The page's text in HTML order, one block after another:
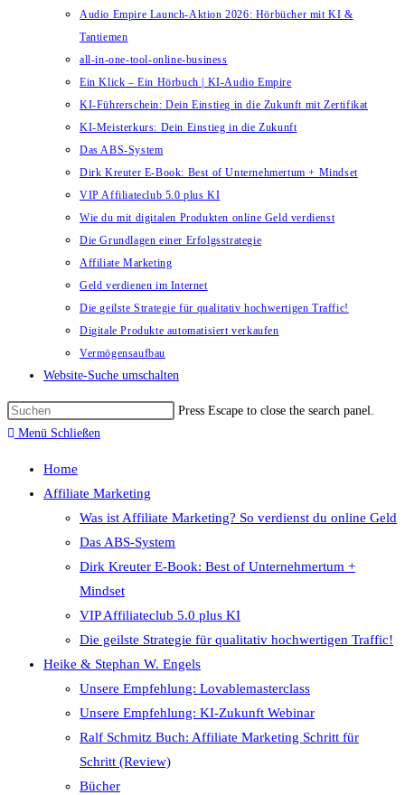
Audio Empire Launch-Aktion 2026: Hörbücher mit KI &
Tantiemen
all-in-one-tool-online-business
Ein Klick – Ein Hörbuch | KI‑Audio Empire
KI-Führerschein: Dein Einstieg in die Zukunft mit Zertifikat
KI-Meisterkurs: Dein Einstieg in die Zukunft
Das ABS-System
Dirk Kreuter E-Book: Best of Unternehmertum + Mindset
VIP Affiliateclub 5.0 plus KI
Wie du mit digitalen Produkten online Geld verdienst
Die Grundlagen einer Erfolgsstrategie
Affiliate Marketing
Geld verdienen im Internet
Die geilste Strategie für qualitativ hochwertigen Traffic!
Digitale Produkte automatisiert verkaufen
Vermögensaufbau
Website-Suche umschalten
Press Escape to close the search panel.
Menü Schließen
Home
Affiliate Marketing
Was ist Affiliate Marketing? So verdienst du online Geld
Das ABS-System
Dirk Kreuter E-Book: Best of Unternehmertum +
Mindset
VIP Affiliateclub 5.0 plus KI
Die geilste Strategie für qualitativ hochwertigen Traffic!
Heike & Stephan W. Engels
Unsere Empfehlung: Lovablemasterclass
Unsere Empfehlung: KI-Zukunft Webinar
Ralf Schmitz Buch: Affiliate Marketing Schritt für
Schritt (Review)
Bücher